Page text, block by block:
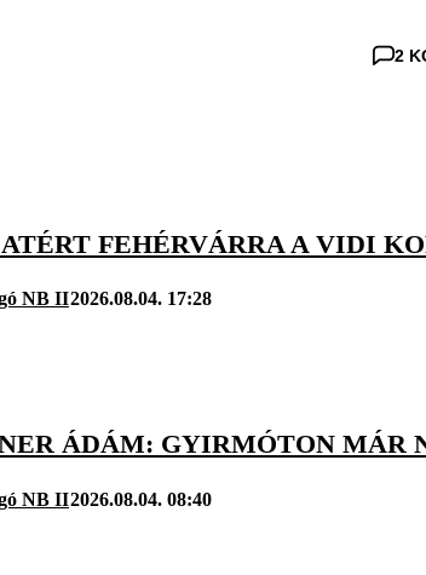
2
FEHÉRVÁRRA A VIDI
NB II2026.08.04. 17:28
ÁDÁM: GYIRMÓTON MÁR
NB II2026.08.04. 08:40